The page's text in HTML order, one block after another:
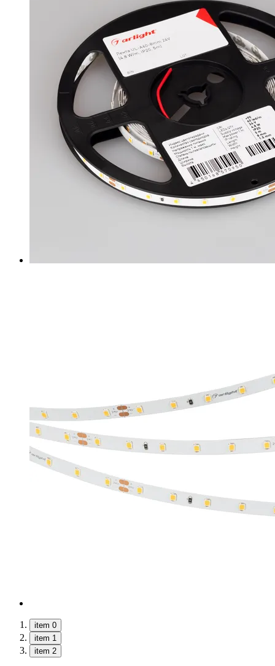
item 0
item 1
item 2